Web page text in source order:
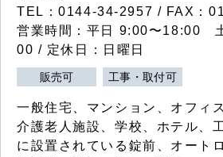
TEL：0144-34-2957 / FAX：
営業時間：平日 9:00〜18:00
00 / 定休日：日曜日
販売可 工事・取付可
一般住宅、マンション、オフィ
介護老人施設、学校、ホテル、
に設置されている錠前、オート